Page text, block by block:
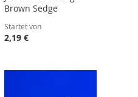
Brown Sedge
Startet von
2,19 €